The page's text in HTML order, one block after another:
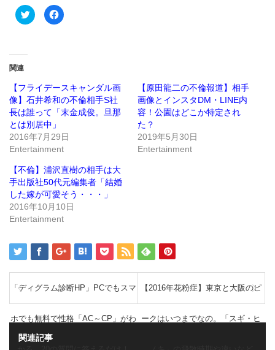
ク
リ
(新
し
い
ウ
ィ
ン
ド
ウ
で
開
ま
す)
Facebook
で
ッ
ク
し
て
く
い
(新
し
ウ
ィ
ン
ド
ウ
で
開
き
関連
【フライデースキャンダル画
像】石井希和の不倫相手S社
長は誰って「末金成俊。旦那
とは別居中」
2016年7月29日
Entertainment
【原田龍二の不倫報道】相手
画像とインスタDM・LINE内
容！公園はどこか特定され
た？
2019年5月30日
Entertainment
【不倫】浦沢直樹の相手は大
手出版社50代元編集者「結婚
した嫁が可愛そう・・・」
2016年10月10日
Entertainment
「ディグラム診断HP」PCでもスマ
ホでも無料で性格「AC～CP」がわ
【2016年花粉症】東京と大阪のピ
ークはいつまでなの。「スギ・ヒ
関連記事